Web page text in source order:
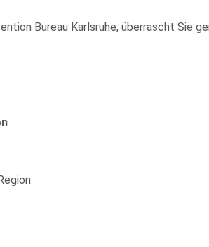
Bureau Karlsruhe, überrascht Sie